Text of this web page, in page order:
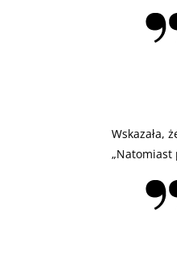
Wskazała,
„Natomiast